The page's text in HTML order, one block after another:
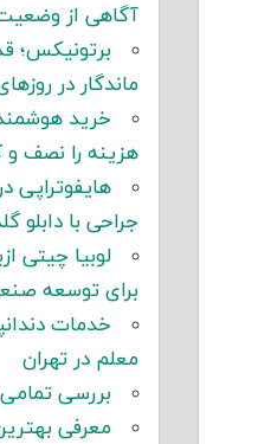
آگاهی از
برتونیکس؛
ماندگار در
خرید
هزینه را نصف و
هایفوتراپی
جراحی با دابلو
لوبیا چیتی
برای توسعه
خدمات
معلم در تهران
بررسی
معرفی